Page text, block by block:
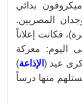
بدائي
المصريين.
فكانت إعلاناً
اليوم: معركة
عيد ( الإذاعة)
منها درساً